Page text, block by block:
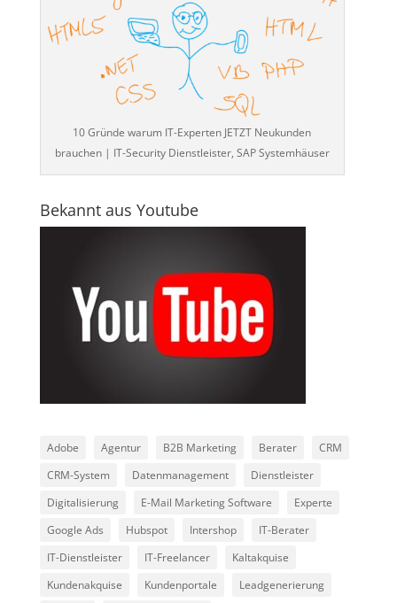
10 Gründe warum IT-Experten JETZT Neukunden
brauchen | IT-Security Dienstleister, SAP Systemhäuser
Bekannt aus Youtube
Adobe Agentur B2B Marketing Berater
CRM
CRM-System
Datenmanagement
Dienstleister
Digitalisierung
E-Mail Marketing Software
Experte
Google Ads
Hubspot Intershop
IT-Berater
IT-Dienstleister
IT-Freelancer
Kaltakquise
Kundenakquise
Kundenportale
Leadgenerierung